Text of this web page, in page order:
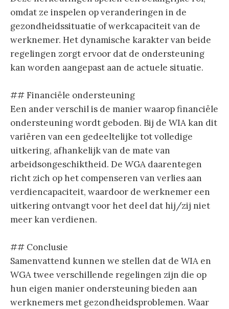
omdat ze inspelen op veranderingen in de
gezondheidssituatie of werkcapaciteit van de
werknemer. Het dynamische karakter van beide
regelingen zorgt ervoor dat de ondersteuning
kan worden aangepast aan de actuele situatie.
## Financiële ondersteuning
Een ander verschil is de manier waarop financiële
ondersteuning wordt geboden. Bij de WIA kan dit
variëren van een gedeeltelijke tot volledige
uitkering, afhankelijk van de mate van
arbeidsongeschiktheid. De WGA daarentegen
richt zich op het compenseren van verlies aan
verdiencapaciteit, waardoor de werknemer een
uitkering ontvangt voor het deel dat hij/zij niet
meer kan verdienen.
## Conclusie
Samenvattend kunnen we stellen dat de WIA en
WGA twee verschillende regelingen zijn die op
hun eigen manier ondersteuning bieden aan
werknemers met gezondheidsproblemen. Waar